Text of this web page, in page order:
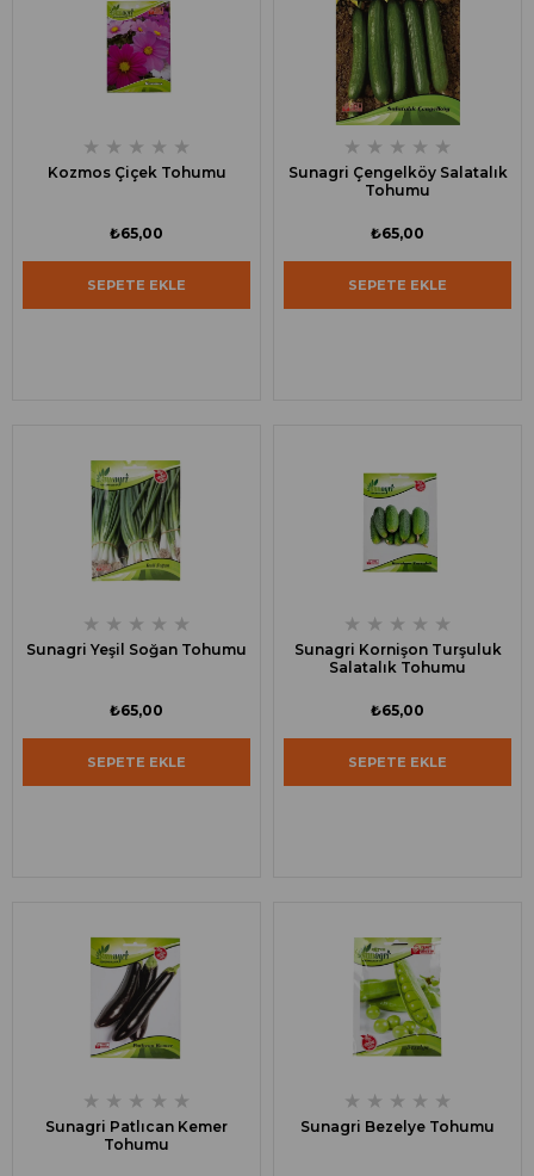
★ ★ ★ ★ ★
Kozmos Çiçek Tohumu
₺65,00
SEPETE EKLE
★ ★ ★ ★ ★
Sunagri Çengelköy Salatalık
Tohumu
₺65,00
SEPETE EKLE
★ ★ ★ ★ ★
Sunagri Yeşil Soğan Tohumu
₺65,00
SEPETE EKLE
★ ★ ★ ★ ★
Sunagri Kornişon Turşuluk
Salatalık Tohumu
₺65,00
SEPETE EKLE
★ ★ ★ ★ ★
Sunagri Patlıcan Kemer
Tohumu
★ ★ ★ ★ ★
Sunagri Bezelye Tohumu